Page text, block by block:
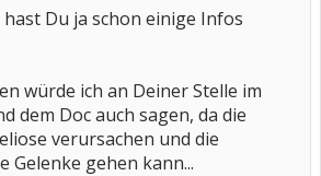
Du ja schon einige Infos
würde ich an Deiner Stelle im
dem Doc auch sagen, da die
verursachen und die
Gelenke gehen kann...